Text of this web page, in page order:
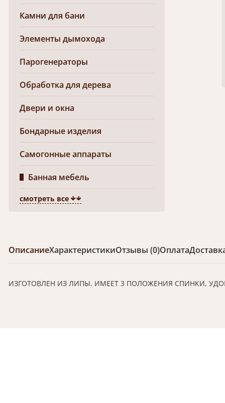
Камни для бани
Элементы дымохода
Парогенераторы
Обработка для дерева
Двери и окна
Бондарные изделия
Самогонные аппараты
Банная мебель
смотреть все
ОписаниеХарактеристикиОтзывы (0)Оплата
ИЗГОТОВЛЕН ИЗ ЛИПЫ. ИМЕЕТ 3 ПОЛОЖЕНИЯ СПИНКИ,